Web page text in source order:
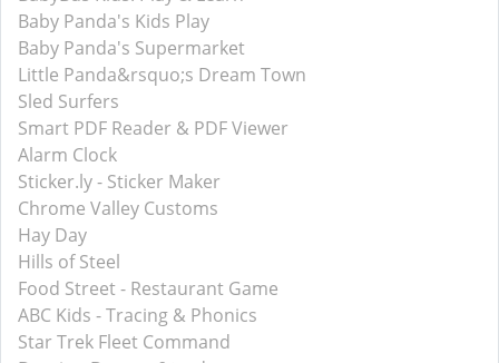
Baby Panda's Kids Play
Baby Panda's Supermarket
Little Panda&rsquo;s Dream Town
Sled Surfers
Smart PDF Reader & PDF Viewer
Alarm Clock
Sticker.ly - Sticker Maker
Chrome Valley Customs
Hay Day
Hills of Steel
Food Street - Restaurant Game
ABC Kids - Tracing & Phonics
Star Trek Fleet Command